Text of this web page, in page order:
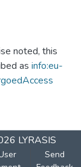
noted, this
as info:eu-
LYRASIS
Send